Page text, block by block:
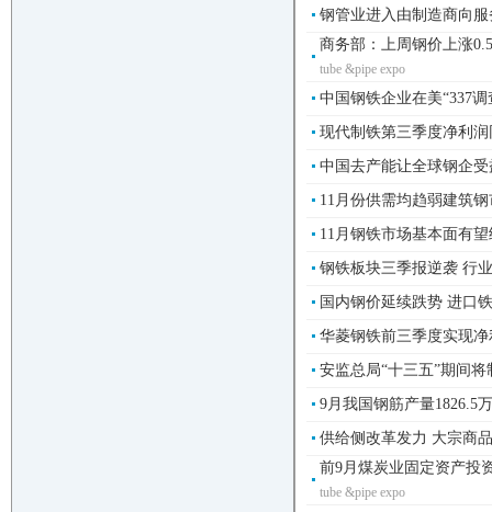
钢管业进入由制造商向
商务部：上周钢价上涨
tube &pipe expo
中国钢铁企业在美“337
现代制铁第三季度净利
中国去产能让全球钢企
11月份供需均趋弱建筑
11月钢铁市场基本面有
钢铁板块三季报逆袭 行
国内钢价延续跌势 进口
华菱钢铁前三季度实现
安监总局“十三五”期间
9月我国钢筋产量1826.5
供给侧改革发力 大宗商
前9月煤炭业固定资产投
tube &pipe expo